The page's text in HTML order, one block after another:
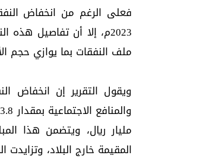
ملف النفقات بما يوازي حجم
مليار ريال، ويتضمن هذا
المقيمة خارج البلاد،